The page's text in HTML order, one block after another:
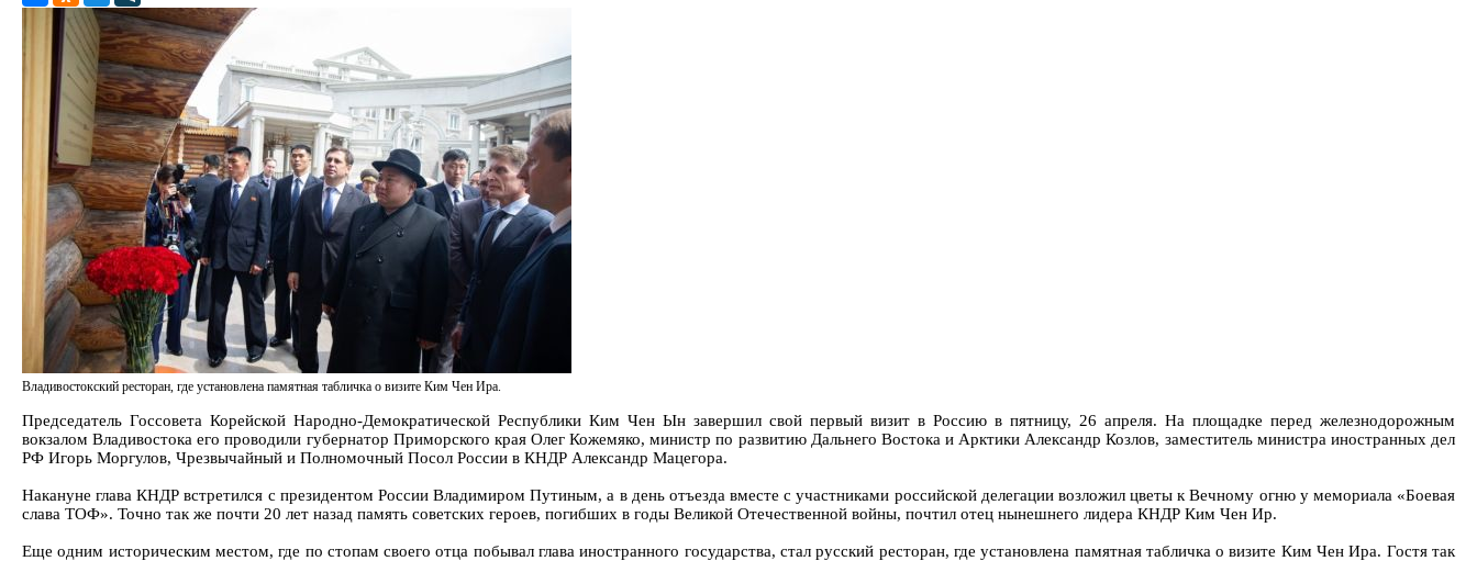
Владивостокский ресторан, где установлена памятная табличка о визите Ким Чен Ира.
Председатель Госсовета Корейской Народно-Демократической Республики Ким Чен Ын завершил свой первый визит в Россию в пятницу, 26 апреля. На площадке перед железнодорожным
вокзалом Владивостока его проводили губернатор Приморского края Олег Кожемяко, министр по развитию Дальнего Востока и Арктики Александр Козлов, заместитель министра иностранных дел
РФ Игорь Моргулов, Чрезвычайный и Полномочный Посол России в КНДР Александр Мацегора.
Накануне глава КНДР встретился с президентом России Владимиром Путиным, а в день отъезда вместе с участниками российской делегации возложил цветы к Вечному огню у мемориала «Боевая
слава ТОФ». Точно так же почти 20 лет назад память советских героев, погибших в годы Великой Отечественной войны, почтил отец нынешнего лидера КНДР Ким Чен Ир.
Еще одним историческим местом, где по стопам своего отца побывал глава иностранного государства, стал русский ресторан, где установлена памятная табличка о визите Ким Чен Ира. Гостя так